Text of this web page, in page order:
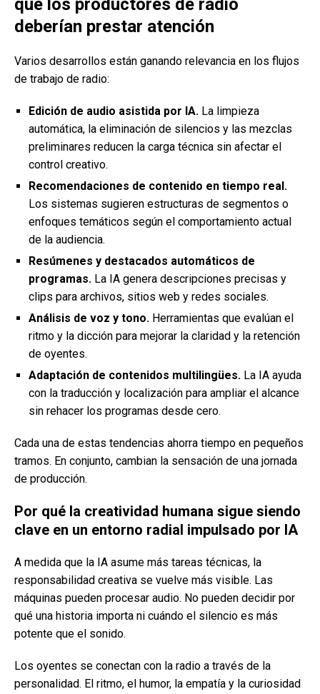
que los productores de radio
deberían prestar atención
Varios desarrollos están ganando relevancia en los flujos
de trabajo de radio:
Edición de audio asistida por IA. La limpieza
automática, la eliminación de silencios y las mezclas
preliminares reducen la carga técnica sin afectar el
control creativo.
Recomendaciones de contenido en tiempo real.
Los sistemas sugieren estructuras de segmentos o
enfoques temáticos según el comportamiento actual
de la audiencia.
Resúmenes y destacados automáticos de
programas. La IA genera descripciones precisas y
clips para archivos, sitios web y redes sociales.
Análisis de voz y tono. Herramientas que evalúan el
ritmo y la dicción para mejorar la claridad y la retención
de oyentes.
Adaptación de contenidos multilingües. La IA ayuda
con la traducción y localización para ampliar el alcance
sin rehacer los programas desde cero.
Cada una de estas tendencias ahorra tiempo en pequeños
tramos. En conjunto, cambian la sensación de una jornada
de producción.
Por qué la creatividad humana sigue siendo
clave en un entorno radial impulsado por IA
A medida que la IA asume más tareas técnicas, la
responsabilidad creativa se vuelve más visible. Las
máquinas pueden procesar audio. No pueden decidir por
qué una historia importa ni cuándo el silencio es más
potente que el sonido.
Los oyentes se conectan con la radio a través de la
personalidad. El ritmo, el humor, la empatía y la curiosidad